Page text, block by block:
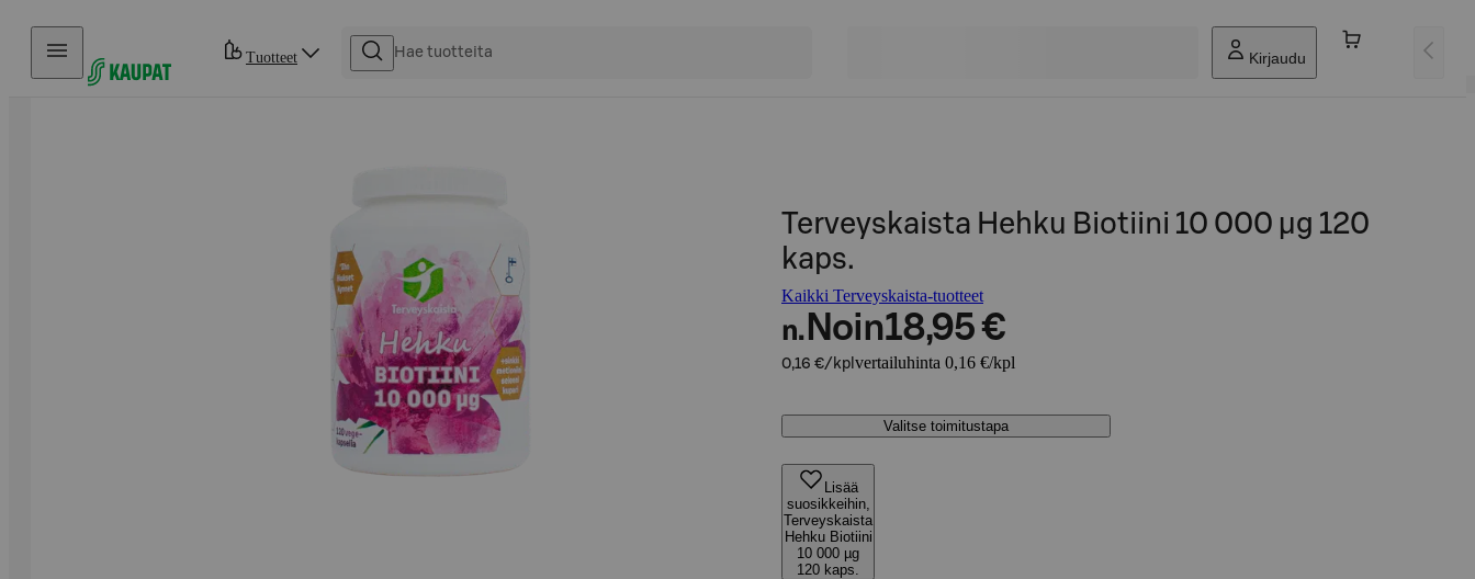
Hyppää sisältöön
Tuotteet Kirjaudu
Terveyskaista Hehku Biotiini 10 000 µg 120
kaps.
Kaikki Terveyskaista-tuotteet
n. Noin18,95 €
0,16 €/kpl vertailuhinta 0,16 €/kpl
Valitse toimitustapa
Lisää
suosikkeihin,
Terveyskaista
Hehku Biotiini
10 000 µg
120 kaps.